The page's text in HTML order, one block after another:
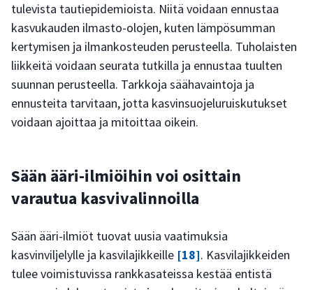
tulevista tautiepidemioista. Niitä voidaan ennustaa
kasvukauden ilmasto-olojen, kuten lämpösumman
kertymisen ja ilmankosteuden perusteella. Tuholaisten
liikkeitä voidaan seurata tutkilla ja ennustaa tuulten
suunnan perusteella. Tarkkoja säähavaintoja ja
ennusteita tarvitaan, jotta kasvinsuojeluruiskutukset
voidaan ajoittaa ja mitoittaa oikein.
Sään ääri-ilmiöihin voi osittain
varautua kasvivalinnoilla
Sään ääri-ilmiöt tuovat uusia vaatimuksia
kasvinviljelylle ja kasvilajikkeille [18]. Kasvilajikkeiden
tulee voimistuvissa rankkasateissa kestää entistä